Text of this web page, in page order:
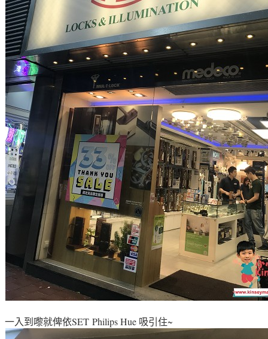
一入到嚟就俾依SET Philips Hue 吸引住~